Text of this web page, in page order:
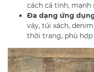
cách cá tính,
Đa dạng ứng
váy, túi xách,
thời trang, phù hợp